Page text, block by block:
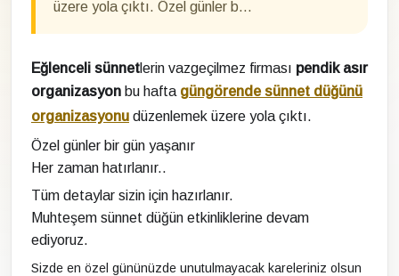
üzere yola çıktı. Özel günler b…
Eğlenceli sünnetlerin vazgeçilmez firması pendik asır
organizasyon bu hafta güngörende sünnet düğünü
organizasyonu düzenlemek üzere yola çıktı.
Özel günler bir gün yaşanır
Her zaman hatırlanır..
Tüm detaylar sizin için hazırlanır.
Muhteşem sünnet düğün etkinliklerine devam
ediyoruz.
Sizde en özel gününüzde unutulmayacak kareleriniz olsun